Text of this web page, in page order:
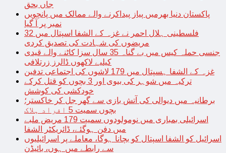
جاں بحق
پاکستان دنیا بھرمیں پیاز پیداکرنے والے ممالک میں پانچویں
نمبر پر آ گیا
فلسطینی ہلال احمر نے غزہ کے الشفا اسپتال میں 32
مریضوں کی شہادت کی تصدیق کردی
جنسی حملہ کیس میں بے گناہ 35 سال سزا کاٹنے والے قیدی
کیلیے لاکھوں ڈالرز زرتلافی
غزہ کے الشفا ہسپتال میں 179 لاشوں کی اجتماعی تدفین
ترکیہ میں شوہر کی بیوی اور 3 بچوں کو قتل کرکے
خودکشی کی کوشش
برطانیہ میں دیوالی کی آتش بازی سے گھر جل کر خاکستر؛
بچوں سمیت 5 افراد ہلاک
اسرائیلی بمباری میں نومولودوں سمیت 179 مریض ملبے
میں دفن ہوگئے، ڈائریکٹر الشفا
اسرائیل کو الشفا اسپتال کو بچانا ہوگا، معاملے پر اسرائیلیوں
سے رابطے میں ہوں، بائیڈن